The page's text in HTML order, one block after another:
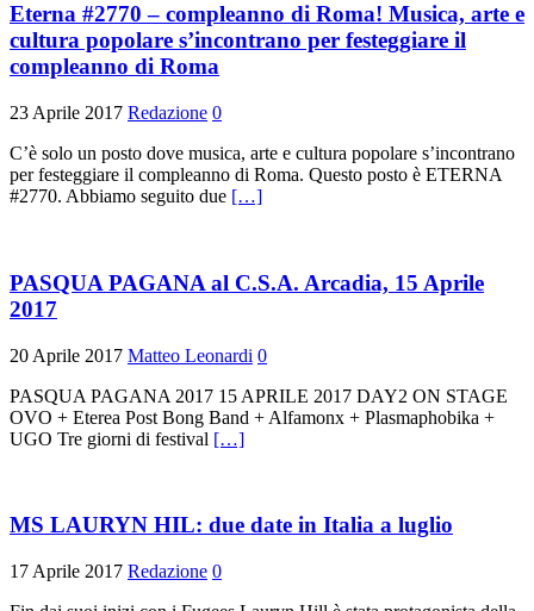
Eterna #2770 – compleanno di Roma! Musica, arte e
cultura popolare s’incontrano per festeggiare il
compleanno di Roma
23 Aprile 2017 Redazione 0
C’è solo un posto dove musica, arte e cultura popolare s’incontrano
per festeggiare il compleanno di Roma. Questo posto è ETERNA
#2770. Abbiamo seguito due […]
PASQUA PAGANA al C.S.A. Arcadia, 15 Aprile
2017
20 Aprile 2017 Matteo Leonardi 0
PASQUA PAGANA 2017 15 APRILE 2017 DAY2 ON STAGE
OVO + Eterea Post Bong Band + Alfamonx + Plasmaphobika +
UGO Tre giorni di festival […]
MS LAURYN HIL: due date in Italia a luglio
17 Aprile 2017 Redazione 0